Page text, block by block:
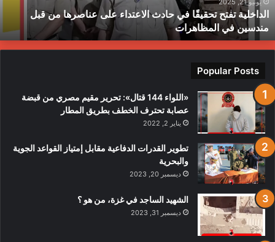
قبل
مندسين
في
المظاهرات
يونيو 21, 2025
الداخلية تفتح تحقيقًا في حادث الاعتداء على عناصرها من قبل
مندسين في المظاهرات
Popular Posts
«اللواء 144 قتال»: تحرير مقيم مصري من قبضة
عصابة تحترف الخطف بطريق المطار
يناير 2, 2022
تطوير القدرات الدفاعية مقابل إمتياز القواعد الجوية
والبحرية
ديسمبر 20, 2023
الشهيد الساجد في غزة، من هو ؟
ديسمبر 31, 2023